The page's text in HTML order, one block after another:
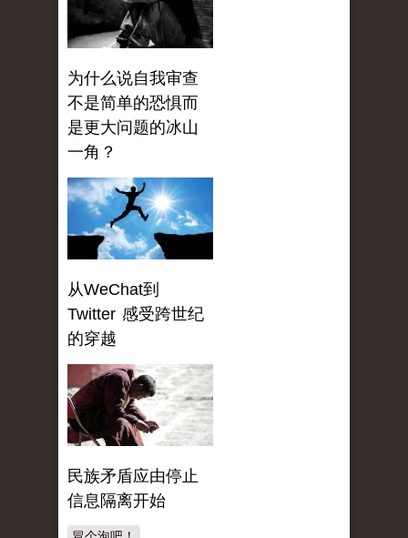
为什么说自我审查
不是简单的恐惧而
是更大问题的冰山
一角？
从WeChat到
Twitter 感受跨世纪
的穿越
民族矛盾应由停止
信息隔离开始